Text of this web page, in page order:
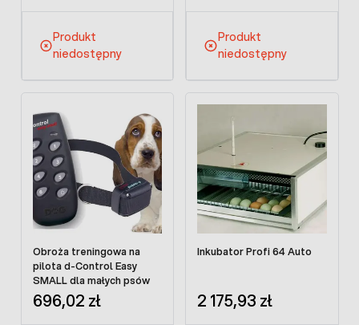
Produkt
niedostępny
Produkt
niedostępny
Obroża treningowa na
pilota d-Control Easy
SMALL dla małych psów
696,02 zł
Inkubator Profi 64 Auto
2 175,93 zł